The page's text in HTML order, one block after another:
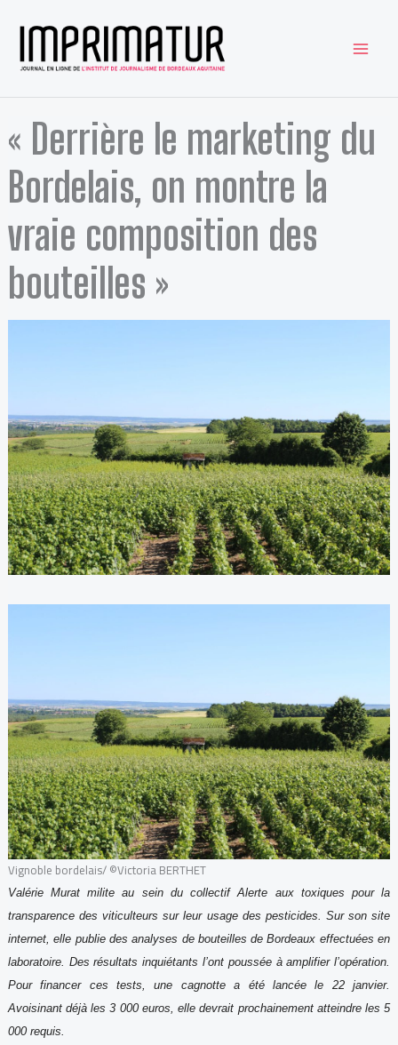
« Derrière le marketing du
Bordelais, on montre la
vraie composition des
bouteilles »
Vignoble bordelais/ ©Victoria BERTHET
Valérie Murat milite au sein du collectifAlerte aux toxiques pour la
transparence des viticulteurs sur leur usage des pesticides. Sur son site
internet, elle publie desanalyses de bouteillesde Bordeaux effectuées en
laboratoire. Des résultats inquiétants l’ont poussée à amplifier l’opération.
Pour financer ces tests, une cagnottea été lancéele 22 janvier.
Avoisinantdéjà les 3 000 euros,elle devrait prochainement atteindre les 5
000 requis.